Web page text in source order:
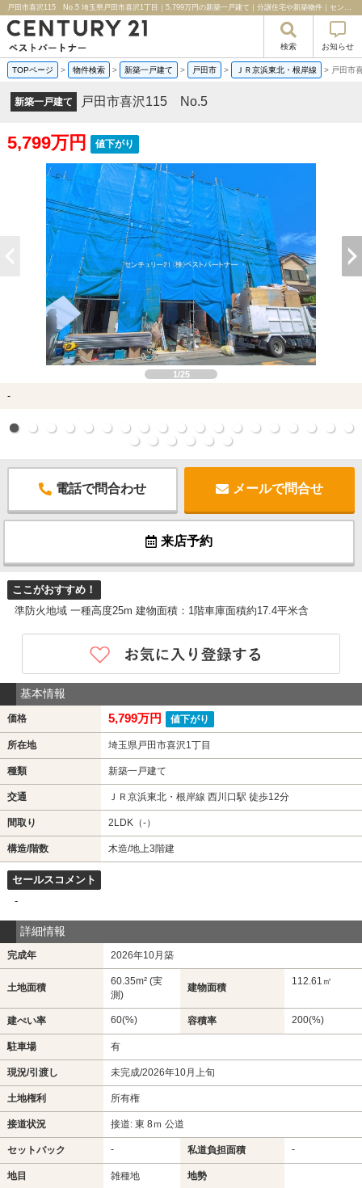
戸田市喜沢115 No.5 埼玉県戸田市喜沢1丁目｜5,799万円の新築一戸建て｜分譲住宅や新築物件｜センチュリー２１ベストパートナー
検索 お知らせ
TOPページ > 物件検索 > 新築一戸建て > 戸田市 > ＪＲ京浜東北・根岸線 > 戸田市
新築一戸建て 戸田市喜沢115 No.5
5,799万円 値下がり
1/25
-
電話で問合わせ メールで問合せ
来店予約
ここがおすすめ！
準防火地域 一種高度25m 建物面積：1階車庫面積約17.4平米含
基本情報
価格 5,799万円 値下がり
所在地 埼玉県戸田市喜沢1丁目
種類 新築一戸建て
交通 ＪＲ京浜東北・根岸線 西川口駅 徒歩12分
間取り 2LDK（-）
構造/階数 木造/地上3階建
セールスコメント
-
詳細情報
完成年 2026年10月築
土地面積
60.35m² (実
測)
建物面積
112.61㎡
建ぺい率 60(%) 容積率 200(%)
駐車場 有
現況/引渡し 未完成/2026年10月上旬
土地権利 所有権
接道状況 接道: 東 8ｍ 公道
セットバック - 私道負担面積 -
地目 雑種地 地勢